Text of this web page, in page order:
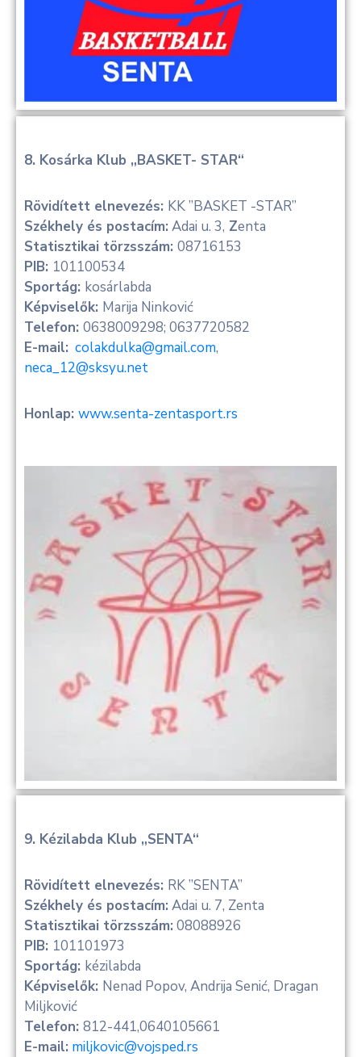
8. Kosárka Klub „BASKET- STAR“
Rövidített elnevezés: KK ”BASKET -STAR”
Székhely és postacím: Adai u. 3, Zenta
Statisztikai törzsszám: 08716153
PIB: 101100534
Sportág: kosárlabda
Képviselők: Marija Ninković
Telefon: 0638009298; 0637720582
E-mail: colakdulka@gmail.com,
neca_12@sksyu.net
Honlap: www.senta-zentasport.rs
9. Kézilabda Klub „SENTA“
Rövidített elnevezés: RK ”SENTA”
Székhely és postacím: Adai u. 7, Zenta
Statisztikai törzsszám: 08088926
PIB: 101101973
Sportág: kézilabda
Képviselők: Nenad Popov, Andrija Senić, Dragan
Miljković
Telefon: 812-441,0640105661
E-mail: miljkovic@vojsped.rs